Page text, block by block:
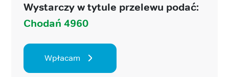
Wystarczy w tytule przelewu podać:
Chodań 4960
Wpłacam